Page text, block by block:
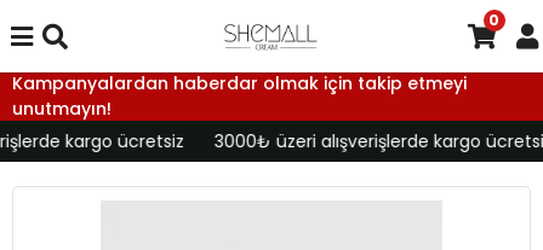
Kampanyalardan haberdar olmak için takip etmeyi
unutmayın!
kargo ücretsiz
3000₺ üzeri alışverişlerde kargo
0